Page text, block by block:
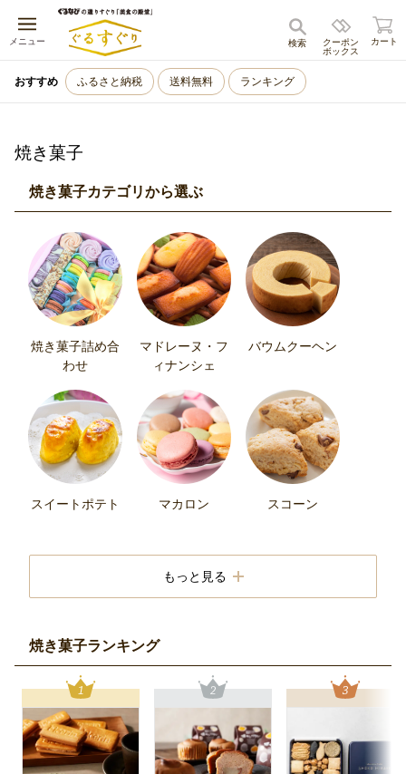
メニュー
キャンセル
クーポン
ボックス
検索 カート
おすすめ ふるさと納税 送料無料 ランキング
焼き菓子
焼き菓子カテゴリから選ぶ
焼き菓子詰め合
わせ
マドレーヌ・フ
ィナンシェ
バウムクーヘン
スイートポテト マカロン スコーン
ム・エクレア
もっと見る
焼き菓子ランキング